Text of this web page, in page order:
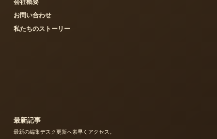
会社概要
お問い合わせ
私たちのストーリー
最新記事
最新の編集デスク更新へ素早くアクセス。